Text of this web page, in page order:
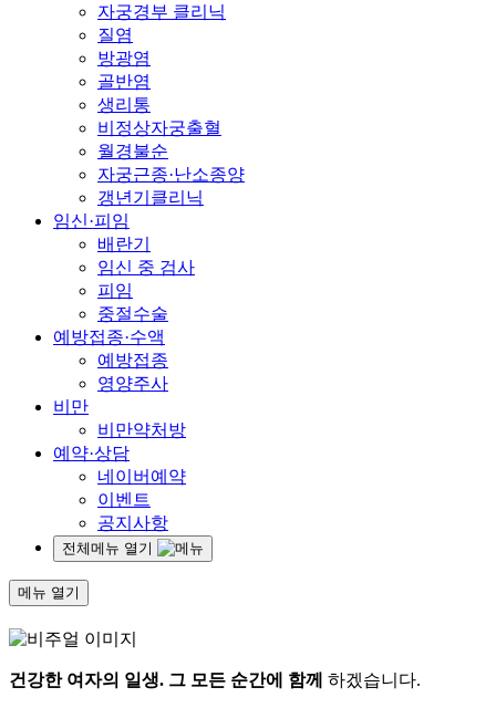
자궁경부 클리닉
질염
방광염
골반염
생리통
비정상자궁출혈
월경불순
자궁근종·난소종양
갱년기클리닉
임신·피임
배란기
임신 중 검사
피임
중절수술
예방접종·수액
예방접종
영양주사
비만
비만약처방
예약·상담
네이버예약
이벤트
공지사항
전체메뉴 열기
메뉴 열기
건강한 여자의 일생. 그 모든 순간에 함께 하겠습니다.